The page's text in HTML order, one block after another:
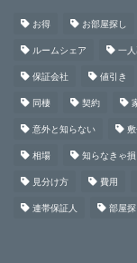
お得 お部屋探し
ルームシェア 一人
保証会社 値引き
同棲 契約
意外と知らない
相場 知らなきゃ損
見分け方 費用
連帯保証人 部屋探